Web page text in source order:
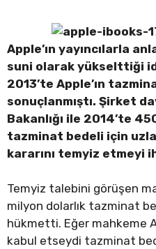
Apple’ın yayıncılarla
suni olarak yükselttiği
2013’te Apple’ın
sonuçlanmıştı. Şirket
Bakanlığı ile 2014’te
tazminat bedeli için
kararını temyiz etmeyi
Temyiz talebini görüşen
milyon dolarlık tazminat
hükmetti. Eğer mahkeme
kabul etseydi tazminat